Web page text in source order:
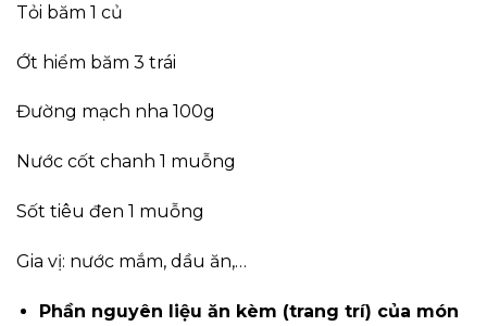
Tỏi băm 1 củ
Ớt hiểm băm 3 trái
Đường mạch nha 100g
Nước cốt chanh 1 muỗng
Sốt tiêu đen 1 muỗng
Gia vị: nước mắm, dầu ăn,…
Phần nguyên liệu ăn kèm (trang trí) của món